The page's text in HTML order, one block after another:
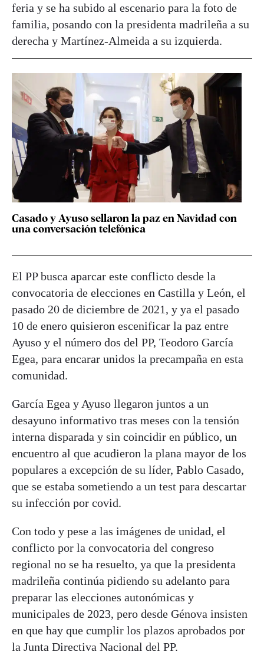
feria y se ha subido al escenario para la foto de
familia, posando con la presidenta madrileña a su
derecha y Martínez-Almeida a su izquierda.
Casado y Ayuso sellaron la paz en Navidad con
una conversación telefónica
El PP busca aparcar este conflicto desde la
convocatoria de elecciones en Castilla y León, el
pasado 20 de diciembre de 2021, y ya el pasado
10 de enero quisieron escenificar la paz entre
Ayuso y el número dos del PP, Teodoro García
Egea, para encarar unidos la precampaña en esta
comunidad.
García Egea y Ayuso llegaron juntos a un
desayuno informativo tras meses con la tensión
interna disparada y sin coincidir en público, un
encuentro al que acudieron la plana mayor de los
populares a excepción de su líder, Pablo Casado,
que se estaba sometiendo a un test para descartar
su infección por covid.
Con todo y pese a las imágenes de unidad, el
conflicto por la convocatoria del congreso
regional no se ha resuelto, ya que la presidenta
madrileña continúa pidiendo su adelanto para
preparar las elecciones autonómicas y
municipales de 2023, pero desde Génova insisten
en que hay que cumplir los plazos aprobados por
la Junta Directiva Nacional del PP.